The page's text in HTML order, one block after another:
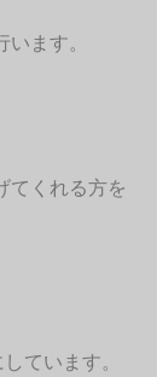
ます。
てくれる方を
ています。